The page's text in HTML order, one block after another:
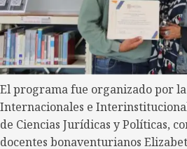
El programa fue organizado por
Internacionales e
de Ciencias Jurídicas y Políticas,
docentes bonaventurianos